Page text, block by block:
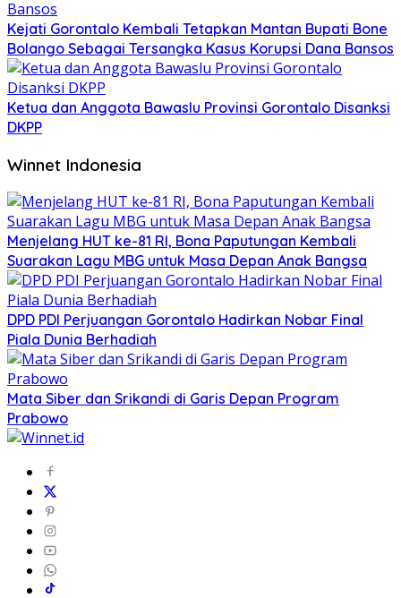
Kejati Gorontalo Kembali Tetapkan Mantan Bupati Bone
Bolango Sebagai Tersangka Kasus Korupsi Dana Bansos
Ketua dan Anggota Bawaslu Provinsi Gorontalo Disanksi
DKPP
Winnet Indonesia
Menjelang HUT ke-81 RI, Bona Paputungan Kembali
Suarakan Lagu MBG untuk Masa Depan Anak Bangsa
DPD PDI Perjuangan Gorontalo Hadirkan Nobar Final
Piala Dunia Berhadiah
Mata Siber dan Srikandi di Garis Depan Program
Prabowo